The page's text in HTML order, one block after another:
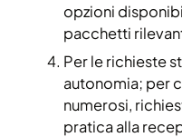
opzioni
pacchetti
Per le richieste
autonomia; per
numerosi,
pratica alla